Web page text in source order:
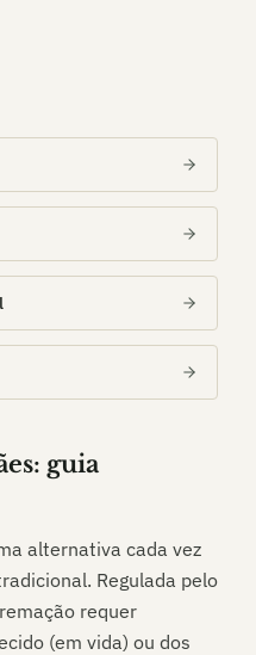
: guia
alternativa cada vez
Regulada pelo
requer
(em vida) ou dos